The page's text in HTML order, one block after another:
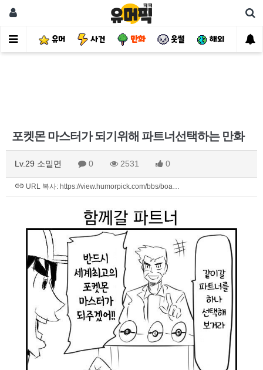
유머 사건 만화 웃썰 해외 핫
포켓몬 마스터가 되기위해 파트너선택하는 만화
Lv.29 소밀면 0 2531 0
URL 복사: https://view.humorpick.com/bbs/boa…